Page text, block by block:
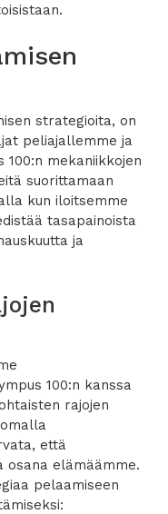
strategioita, on
peliajallemme ja
100:n mekaniikkojen
suorittamaan
kun iloitsemme
tasapainoista
ja
100:n kanssa
rajojen
että
osana elämäämme.
pelaamiseen